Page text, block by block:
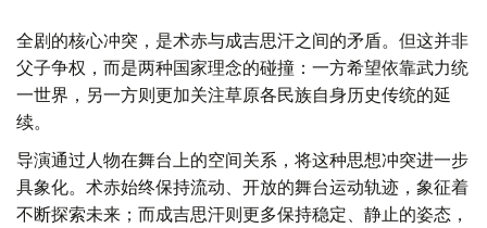
全剧的核心冲突，是术赤与成吉思汗之间的矛盾。但这并非
父子争权，而是两种国家理念的碰撞：一方希望依靠武力统
一世界，另一方则更加关注草原各民族自身历史传统的延
续。
导演通过人物在舞台上的空间关系，将这种思想冲突进一步
具象化。术赤始终保持流动、开放的舞台运动轨迹，象征着
不断探索未来；而成吉思汗则更多保持稳定、静止的姿态，